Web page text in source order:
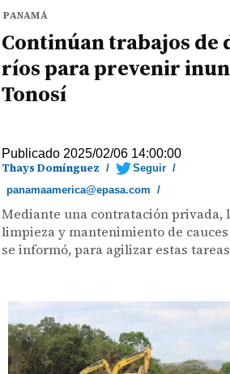
PANAMÁ
Continúan trabajos de
ríos para prevenir
Tonosí
Publicado 2025/02/06 14:00:00
Thays Domínguez / Seguir /
panamaamerica@epasa.com /
Mediante una contratación privada,
limpieza y mantenimiento de
se informó, para agilizar estas